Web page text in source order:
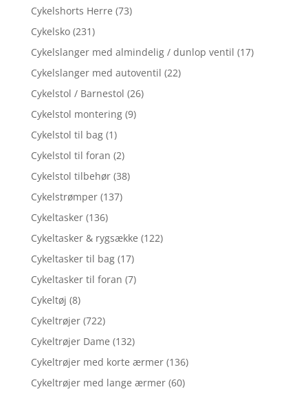
Cykelshorts Herre (73)
Cykelsko (231)
Cykelslanger med almindelig / dunlop ventil (17)
Cykelslanger med autoventil (22)
Cykelstol / Barnestol (26)
Cykelstol montering (9)
Cykelstol til bag (1)
Cykelstol til foran (2)
Cykelstol tilbehør (38)
Cykelstrømper (137)
Cykeltasker (136)
Cykeltasker & rygsække (122)
Cykeltasker til bag (17)
Cykeltasker til foran (7)
Cykeltøj (8)
Cykeltrøjer (722)
Cykeltrøjer Dame (132)
Cykeltrøjer med korte ærmer (136)
Cykeltrøjer med lange ærmer (60)